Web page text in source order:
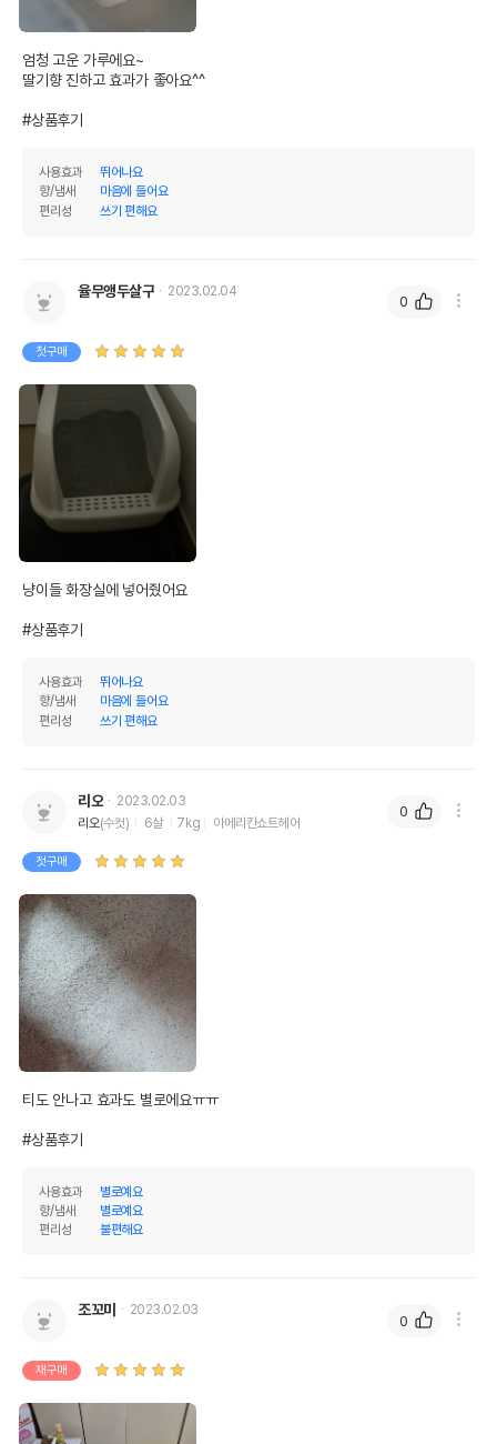
엄청 고운 가루에요~
딸기향 진하고 효과가 좋아요^^
#상품후기
사용효과
뛰어나요
향/냄새
마음에 들어요
편리성
쓰기 편해요
율무앵두살구 2023.02.04
첫구매
냥이들 화장실에 넣어줬어요
#상품후기
사용효과
뛰어나요
향/냄새
마음에 들어요
편리성
쓰기 편해요
0
리오
2023.02.03
리오(수컷) 6살 7kg 아메리칸쇼트헤어
첫구매
티도 안나고 효과도 별로에요ㅠㅠ
#상품후기
사용효과
별로예요
향/냄새
별로예요
편리성
불편해요
0
조꼬미 2023.02.03
재구매
0